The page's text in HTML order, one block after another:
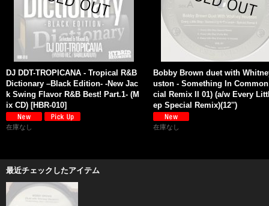
DJ DDT-TROPICANA - Tropical R&B
Dictionary –Black Edition- -New Jac
k Swing Flavor R&B Best! Part.1- (M
ix CD) [HBR-010]
在庫なし
Bobby Brown duet with
uston - Something In
cial Remix II 01) (a/w Every
ep Special Remix)(12'')
在庫なし
最近チェックしたアイテム